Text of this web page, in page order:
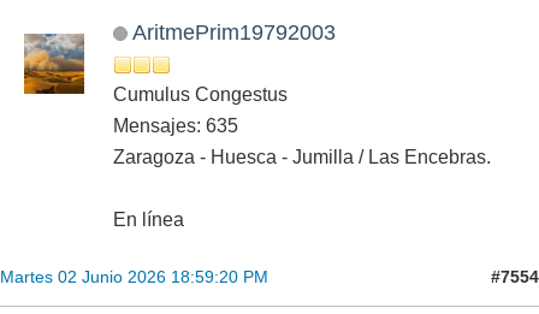
AritmePrim19792003
Cumulus Congestus
Mensajes: 635
Zaragoza - Huesca - Jumilla / Las Encebras.
En línea
Martes 02 Junio 2026 18:59:20 PM #7554